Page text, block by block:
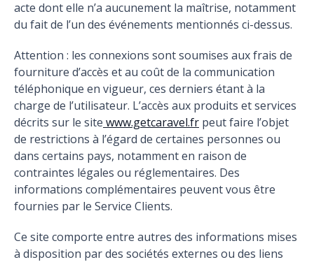
acte dont elle n’a aucunement la maîtrise, notamment
du fait de l’un des événements mentionnés ci-dessus.
Attention : les connexions sont soumises aux frais de
fourniture d’accès et au coût de la communication
téléphonique en vigueur, ces derniers étant à la
charge de l’utilisateur. L’accès aux produits et services
décrits sur le site www.getcaravel.fr peut faire l’objet
de restrictions à l’égard de certaines personnes ou
dans certains pays, notamment en raison de
contraintes légales ou réglementaires. Des
informations complémentaires peuvent vous être
fournies par le Service Clients.
Ce site comporte entre autres des informations mises
à disposition par des sociétés externes ou des liens